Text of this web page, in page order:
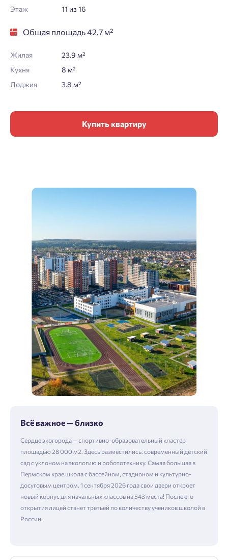
Этаж
11 из 16
Общая площадь 42.7 м²
Жилая
23.9 м²
Кухня
8 м²
Лоджия
3.8 м²
Купить квартиру
Всё важное — близко
Сердце экогорода — спортивно-образовательный кластер
площадью 28 000 м2. Здесь разместились: современный детский
сад с уклоном на экологию и робототехнику. Самая большая в
Пермском крае школа с бассейном, стадионом и культурно-
досуговым центром. 1 сентября 2026 года свои двери откроет
новый корпус для начальных классов на 543 места! После его
открытия лицей станет третьей по количеству учеников школой в
России.